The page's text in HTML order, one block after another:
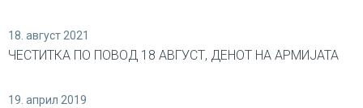
18. август 2021
ЧЕСТИТКА ПО ПОВОД 18 АВГУСТ, ДЕНОТ НА АРМИЈАТА
19. април 2019